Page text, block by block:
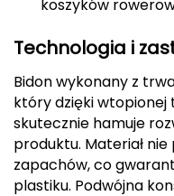
Dolomite
E
EISBAR
ENERO
koszyków
Technologia i
Bidon wykonany z
który dzięki
skutecznie hamuje
produktu. Materiał
zapachów, co
plastiku. Podwójna